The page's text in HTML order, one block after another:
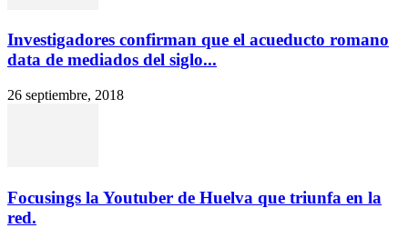
Investigadores confirman que el acueducto romano
data de mediados del siglo...
26 septiembre, 2018
Focusings la Youtuber de Huelva que triunfa en la
red.